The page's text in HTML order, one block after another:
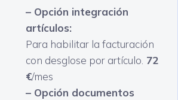
– Opción integración
artículos:
Para habilitar la facturación
con desglose por artículo. 72
€/mes
– Opción documentos